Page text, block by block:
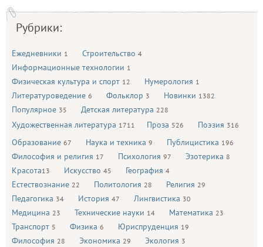
Рубрики:
Ежедневники 1 Строительство 4
Информационные технологии 1
Физическая культура и спорт 12 Нумерология 1
Литературоведение 6 Фольклор 3 Новинки 1382
Популярное 35 Детская литература 228
Художественная литература 1711 Проза 526 Поэзия 316
Образование 67 Наука и техника 9 Публицистика 196
Философия и религия 17 Психология 97 Эзотерика 8
Красота13 Искусство 45 География 4
Естествознание 22 Политология 28 Религия 29
Педагогика 34 История 47 Лингвистика 30
Медицина 23 Технические науки 14 Математика 23
Транспорт 5 Физика 6 Юриспруденция 19
Философия 28 Экономика 29 Экология 3